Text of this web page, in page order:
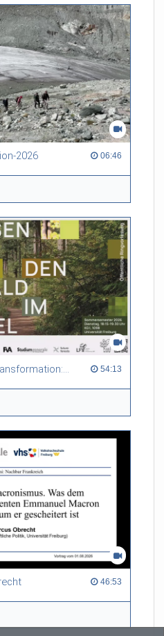
2026 06:46
Between tradition and transformation: how owners, advisers and institutions co-create knowledge for resilient forests in Europe 54:13
46:53